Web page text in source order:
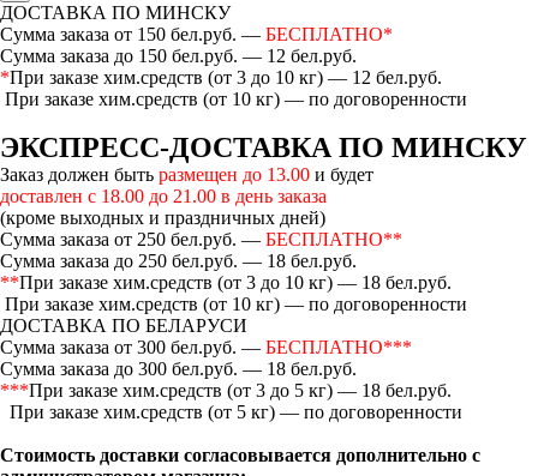
ДОСТАВКА ПО МИНСКУ
Сумма заказа от 150 бел.руб. — БЕСПЛАТНО*
Сумма заказа до 150 бел.руб. — 12 бел.руб.
*При заказе хим.средств (от 3 до 10 кг) — 12 бел.руб.
При заказе хим.средств (от 10 кг) — по договоренности
ЭКСПРЕСС-ДОСТАВКА ПО МИНСКУ
Заказ должен быть размещен до 13.00 и будет
доставлен с 18.00 до 21.00 в день заказа
(кроме выходных и праздничных дней)
Сумма заказа от 250 бел.руб. — БЕСПЛАТНО**
Сумма заказа до 250 бел.руб. — 18 бел.руб.
**При заказе хим.средств (от 3 до 10 кг) — 18 бел.руб.
При заказе хим.средств (от 10 кг) — по договоренности
ДОСТАВКА ПО БЕЛАРУСИ
Сумма заказа от 300 бел.руб. — БЕСПЛАТНО***
Сумма заказа до 300 бел.руб. — 18 бел.руб.
***При заказе хим.средств (от 3 до 5 кг) — 18 бел.руб.
При заказе хим.средств (от 5 кг) — по договоренности
Стоимость доставки согласовывается дополнительно с